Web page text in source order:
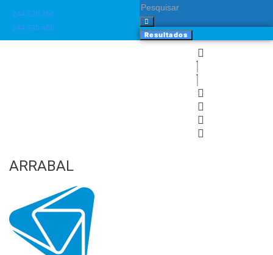
244 830 460​
244 830 460​
Resultados
ARRABAL